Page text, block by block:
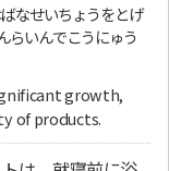
なせいちょうをとげ
らいんでこうにゅう
growth,
of products.